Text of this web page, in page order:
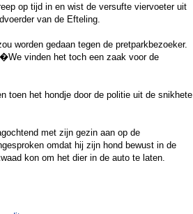
op tijd in en wist de versufte viervoeter uit
van de Efteling.
worden gedaan tegen de pretparkbezoeker.
vinden het toch een zaak voor de
toen het hondje door de politie uit de snikhete
met zijn gezin aan op de
omdat hij zijn hond bewust in de
kon om het dier in de auto te laten.